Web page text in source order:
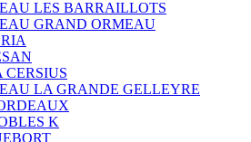
LES BARRAILLOTS
GRAND ORMEAU
CERSIUS
LA GRANDE GELLEYRE
K